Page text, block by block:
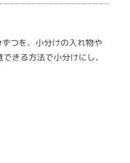
ずつを、小分けの入れ物や
きる方法で小分けにし、